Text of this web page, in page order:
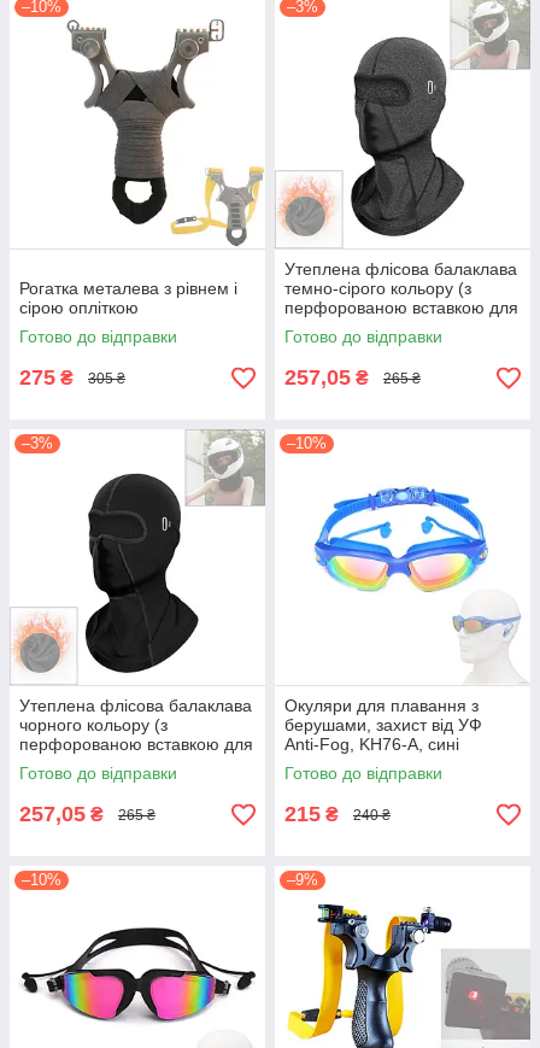
–10%
Рогатка металева з рівнем і
сірою опліткою
Готово до відправки
275 ₴ 305 ₴
–3%
Утеплена флісова балаклава
темно-сірого кольору (з
перфорованою вставкою для
дихання та отворами для
окулярів)
Готово до відправки
257,05 ₴ 265 ₴
–3%
Утеплена флісова балаклава
чорного кольору (з
перфорованою вставкою для
дихання та отворами для
окулярів)
Готово до відправки
257,05 ₴ 265 ₴
–10%
Окуляри для плавання з
берушами, захист від УФ
Anti-Fog, KH76-A, сині
Готово до відправки
215 ₴ 240 ₴
–10% –9%